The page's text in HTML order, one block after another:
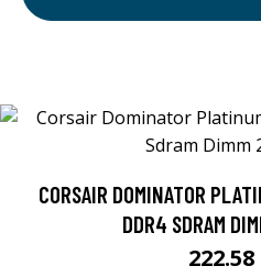
CORSAIR DOMINATOR
DDR4 SDRAM
222.58